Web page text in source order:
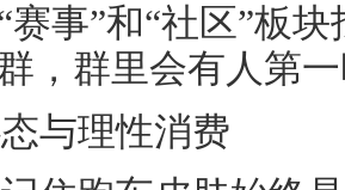
赛事”和“社区”板
，群里会有人第
与理性消费